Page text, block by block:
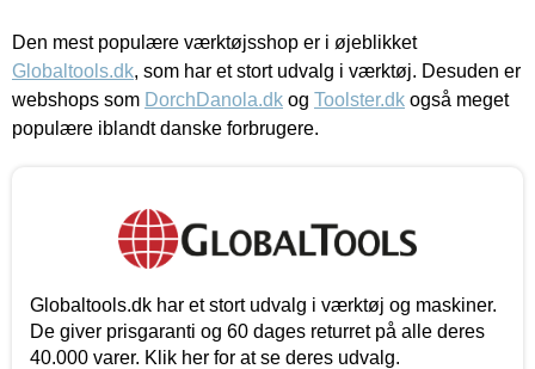
Den mest populære værktøjsshop er i øjeblikket
Globaltools.dk, som har et stort udvalg i værktøj. Desuden er
webshops som DorchDanola.dk og Toolster.dk også meget
populære iblandt danske forbrugere.
Globaltools.dk har et stort udvalg i værktøj og maskiner.
De giver prisgaranti og 60 dages returret på alle deres
40.000 varer. Klik her for at se deres udvalg.